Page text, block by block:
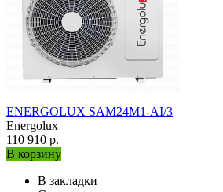
ENERGOLUX SAM24M1-AI/3
Energolux
110 910 р.
В корзину
В закладки